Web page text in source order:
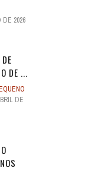
DE 2026
DE ...
DE